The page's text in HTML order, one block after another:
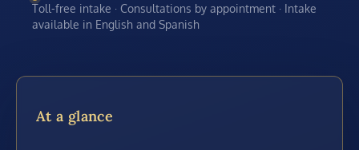
Toll-free intake · Consultations by appointment · Intake
available in English and Spanish
At a glance